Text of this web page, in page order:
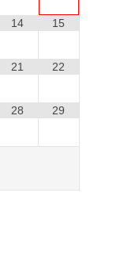
14 15
21 22
28 29